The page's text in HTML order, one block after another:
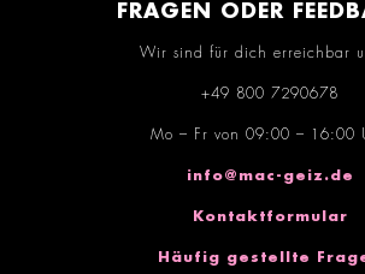
FRAGEN ODER
Wir sind für dich erreichbar
+49 800 7290678
Mo – Fr von 09:00 – 16:00
info@mac-geiz.de
Kontaktformular
Häufig gestellte